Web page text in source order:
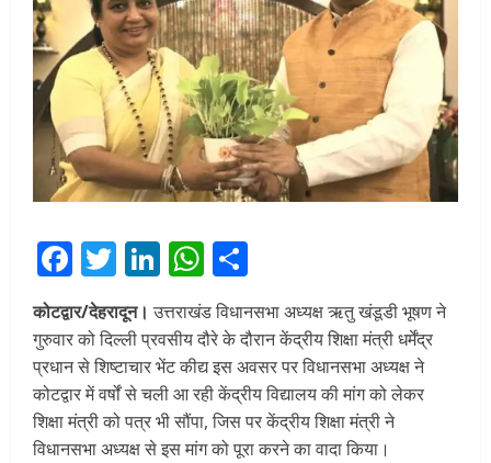
Facebook
Twitter
LinkedIn
WhatsApp
कोटद्वार/देहरादून। उत्तराखंड विधानसभा अध्यक्ष ऋतु खंडूडी भूषण ने
गुरुवार को दिल्ली प्रवसीय दौरे के दौरान केंद्रीय शिक्षा मंत्री धर्मेंद्र
प्रधान से शिष्टाचार भेंट कीद्य इस अवसर पर विधानसभा अध्यक्ष ने
कोटद्वार में वर्षों से चली आ रही केंद्रीय विद्यालय की मांग को लेकर
शिक्षा मंत्री को पत्र भी सौंपा, जिस पर केंद्रीय शिक्षा मंत्री ने
विधानसभा अध्यक्ष से इस मांग को पूरा करने का वादा किया।